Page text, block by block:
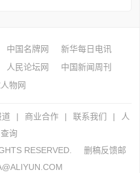
中国名牌网
新华每日电讯
人民论坛网
中国新闻周刊
物网
| 商业合作 | 联系我们 |
人
询
RESERVED.
删稿反馈邮